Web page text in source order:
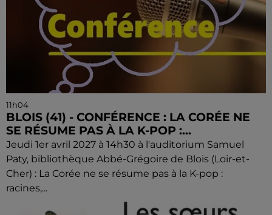
11h04
BLOIS (41) - CONFÉRENCE : LA CORÉE NE
SE RÉSUME PAS À LA K-POP :...
Jeudi 1er avril 2027 à 14h30 à l'auditorium Samuel
Paty, bibliothèque Abbé-Grégoire de Blois (Loir-et-
Cher) : La Corée ne se résume pas à la K-pop :
racines,...